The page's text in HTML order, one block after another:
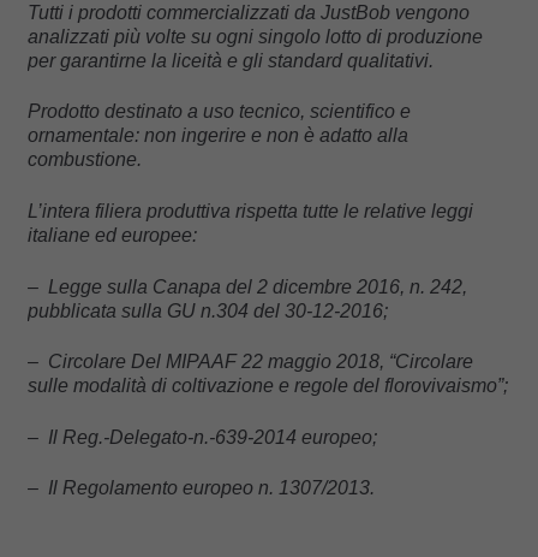
Tutti i prodotti commercializzati da JustBob vengono
analizzati più volte su ogni singolo lotto di produzione
per garantirne la liceità e gli standard qualitativi.
Prodotto destinato a uso tecnico, scientifico e
ornamentale: non ingerire e non è adatto alla
combustione.
L’intera filiera produttiva rispetta tutte le relative leggi
italiane ed europee:
– Legge sulla Canapa del 2 dicembre 2016, n. 242,
pubblicata sulla GU n.304 del 30-12-2016;
– Circolare Del MIPAAF 22 maggio 2018, “Circolare
sulle modalità di coltivazione e regole del florovivaismo”;
– Il Reg.-Delegato-n.-639-2014 europeo;
– Il Regolamento europeo n. 1307/2013.